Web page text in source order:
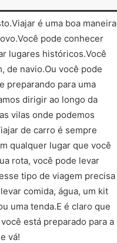
para
cima
ou
para
baixo
para
aumentar
ou
diminuir
o
volume.
é uma boa maneira
pode conhecer
lugares históricos.Você
de navio.Ou você pode
preparando para uma
dirigir ao longo da
vilas onde podemos
de carro é sempre
qualquer lugar que você
rota, você pode levar
tipo de viagem precisa
comida, água, um kit
uma tenda.E é claro que
está preparado para a
vá!